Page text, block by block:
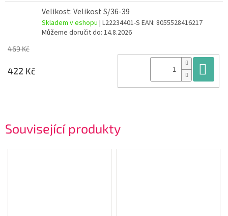
Související produkty
Velikost: Velikost S/36-39
Skladem v eshopu | L22234401-S EAN: 8055528416217
Můžeme doručit do: 14.8.2026
469 Kč
422 Kč